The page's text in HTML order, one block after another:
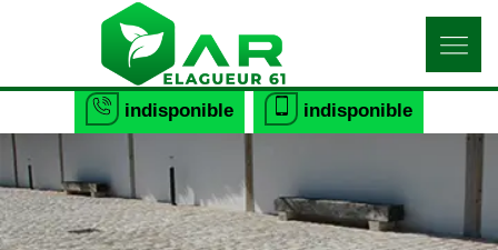
indisponible indisponible